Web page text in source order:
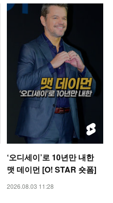
‘오디세이’로 10년만 내한
맷 데이먼 [O! STAR 숏폼]
2026.08.03 11:28